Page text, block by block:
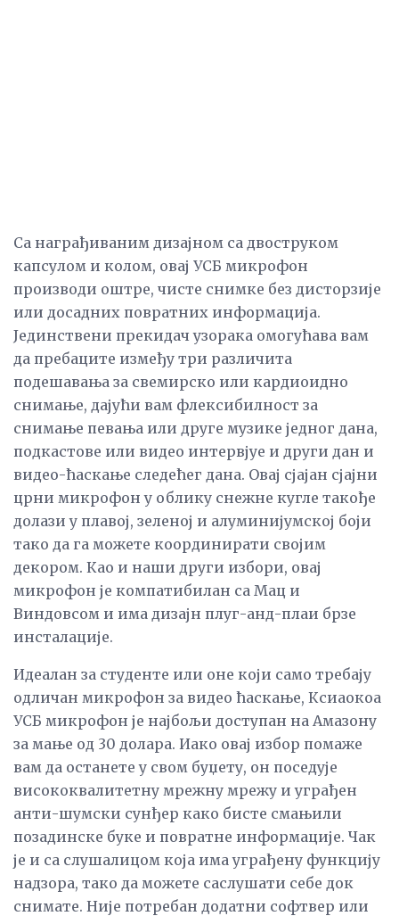
Са награђиваним дизајном са двоструком
капсулом и колом, овај УСБ микрофон
производи оштре, чисте снимке без дисторзије
или досадних повратних информација.
Јединствени прекидач узорака омогућава вам
да пребаците између три различита
подешавања за свемирско или кардиоидно
снимање, дајући вам флексибилност за
снимање певања или друге музике једног дана,
подкастове или видео интервјуе и други дан и
видео-ћаскање следећег дана. Овај сјајан сјајни
црни микрофон у облику снежне кугле такође
долази у плавој, зеленој и алуминијумској боји
тако да га можете координирати својим
декором. Као и наши други избори, овај
микрофон је компатибилан са Мац и
Виндовсом и има дизајн плуг-анд-плаи брзе
инсталације.
Идеалан за студенте или оне који само требају
одличан микрофон за видео ћаскање, Ксиаокоа
УСБ микрофон је најбољи доступан на Амазону
за мање од 30 долара. Иако овај избор помаже
вам да останете у свом буџету, он поседује
висококвалитетну мрежну мрежу и уграђен
анти-шумски сунђер како бисте смањили
позадинске буке и повратне информације. Чак
је и са слушалицом која има уграђену функцију
надзора, тако да можете саслушати себе док
снимате. Није потребан додатни софтвер или